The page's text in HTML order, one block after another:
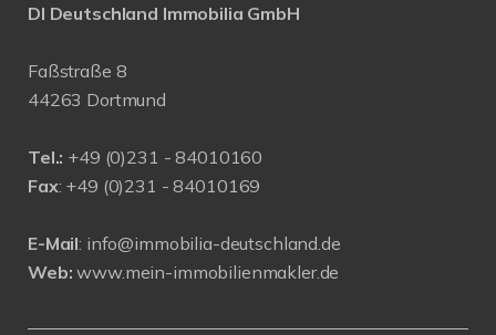
DI Deutschland Immobilia GmbH
Faßstraße 8
44263 Dortmund
Tel.: +49 (0)231 - 84010160
Fax: +49 (0)231 - 84010169
E-Mail: info@immobilia-deutschland.de
Web: www.mein-immobilienmakler.de